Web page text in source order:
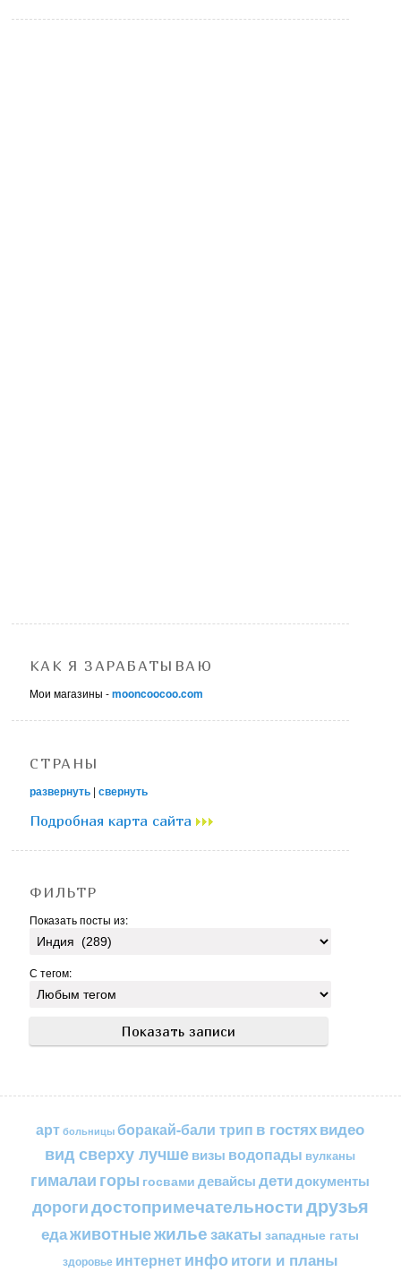
КАК Я ЗАРАБАТЫВАЮ
Мои магазины -mooncoocoo.com
СТРАНЫ
развернуть |свернуть
Подробная карта сайта
ФИЛЬТР
Показать посты из:
С тегом:
арт больницы боракай-бали трип в гостяхвидео
вид сверху лучшевизы водопады вулканы
гималаи горы госвами девайсы детидокументы
дорогидостопримечательностидрузья
едаживотныежильезакаты западные гаты
здоровье интернетинфоитоги и планы